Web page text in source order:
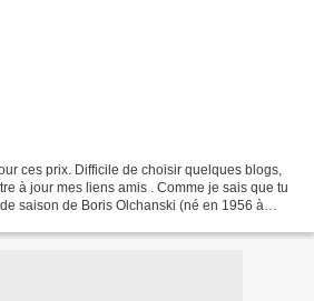
ces prix. Difficile de choisir quelques blogs,
à jour mes liens amis . Comme je sais que tu
saison de Boris Olchanski (né en 1956 à